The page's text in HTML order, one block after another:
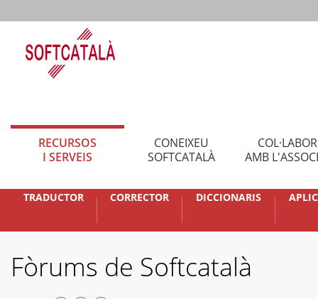
RECURSOS
I SERVEIS
CONEIXEU
SOFTCATALÀ
AMB
TRADUCTOR CORRECTOR DICCIONARIS
Fòrums de Softcatalà